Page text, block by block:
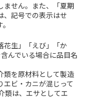
ません。また、「夏期
、記号での表示はせ
花生」「えび」「か
んでいる場合に品目名
を原材料として製造
エビ・カニが混じって
類は、エサとしてエ